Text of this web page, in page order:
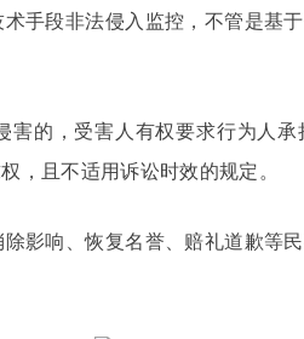
手段非法侵入监控，不管是基
害的，受害人有权要求行为人
，且不适用诉讼时效的规定。
影响、恢复名誉、赔礼道歉等